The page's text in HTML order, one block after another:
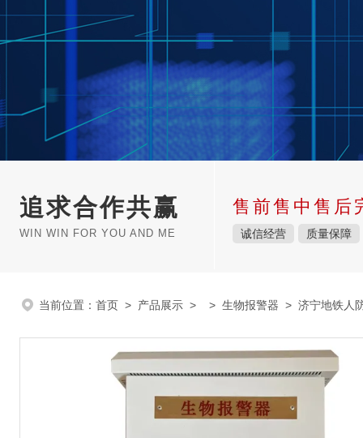
追求合作共赢
WIN WIN FOR YOU AND ME
售前售中售后
诚信经营 质量保障
当前位置： 首页 > 产品展示 > > 生物报警器 > 济宁地铁人